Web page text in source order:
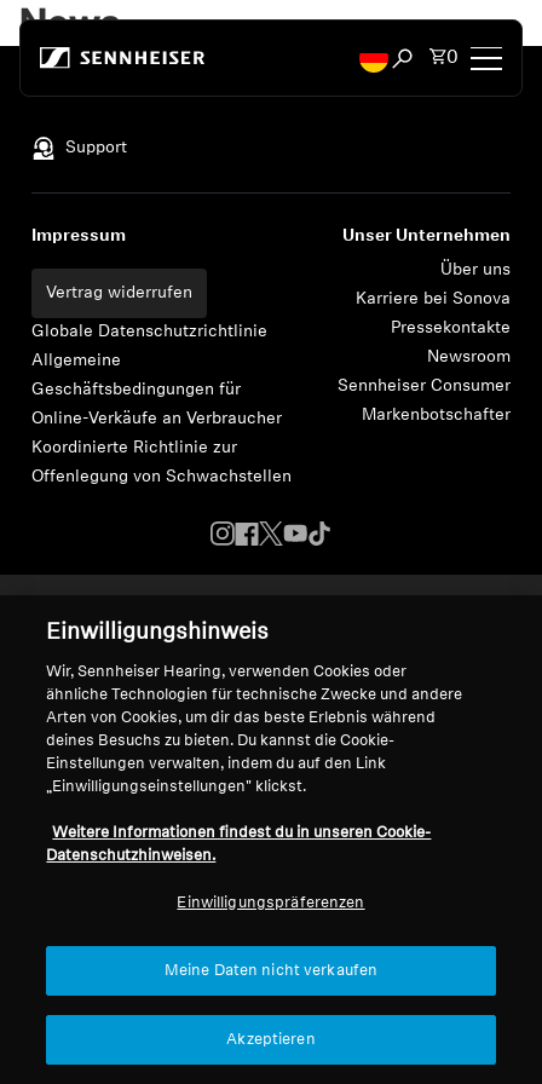
Suchfenster
Artikel im
0
Kopfhörer
Style
Verwendungszweck
Serie
Bluetooth Dongles
Empfohlene Kopfhörer
Hearing
Hearing
News
Support
Impressum
Vertrag widerrufen
Globale Datenschutzrichtlinie
Allgemeine
Geschäftsbedingungen für
Online-Verkäufe an Verbraucher
Koordinierte Richtlinie zur
Offenlegung von Schwachstellen
Unser Unternehmen
Über uns
Karriere bei Sonova
Pressekontakte
Newsroom
Sennheiser Consumer
Markenbotschafter
Erklärung zur digitalen Barrierefreiheit
© 2026 Sonova Consumer Hearing GmbH
Wir akzeptieren:
Einwilligungshinweis
Wir, Sennheiser Hearing, verwenden Cookies oder
ähnliche Technologien für technische Zwecke und andere
Arten von Cookies, um dir das beste Erlebnis während
deines Besuchs zu bieten. Du kannst die Cookie-
Einstellungen verwalten, indem du auf den Link
„Einwilligungseinstellungen" klickst.
Weitere Informationen findest du in unseren Cookie-
Datenschutzhinweisen.
Einwilligungspräferenzen
Meine Daten nicht verkaufen
Akzeptieren